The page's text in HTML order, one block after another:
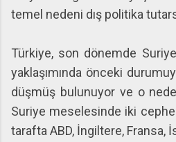
temel nedeni dış politika
Türkiye, son dönemde
yaklaşımında önceki
düşmüş bulunuyor ve o
Suriye meselesinde iki
tarafta ABD, İngiltere, Fransa,